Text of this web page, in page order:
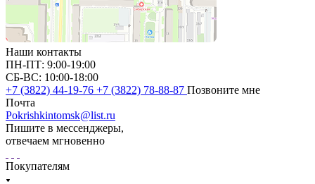
Наши контакты
ПН-ПТ: 9:00-19:00
СБ-ВС: 10:00-18:00
+7 (3822) 44-19-76 +7 (3822) 78-88-87 Позвоните мне
Почта
Pokrishkintomsk@list.ru
Пишите в мессенджеры,
отвечаем мгновенно
Покупателям